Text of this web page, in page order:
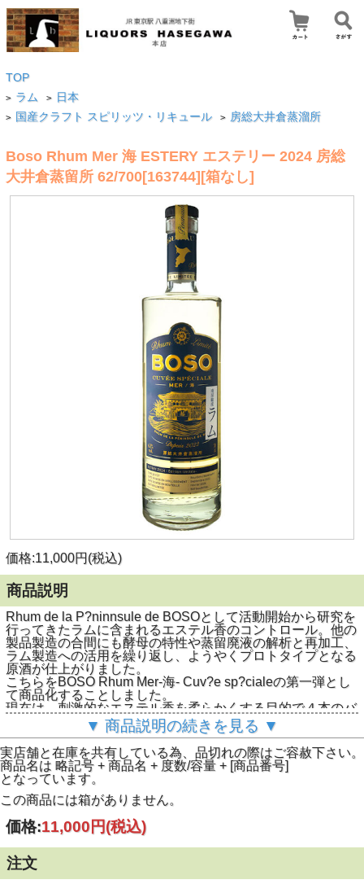
TOP
> ラム > 日本
> 国産クラフト スピリッツ・リキュール > 房総大井倉蒸溜所
Boso Rhum Mer 海 ESTERY エステリー 2024 房総
大井倉蒸留所 62/700[163744][箱なし]
価格:11,000円(税込)
商品説明
Rhum de la P?ninnsule de BOSOとして活動開始から研究を
行ってきたラムに含まれるエステル香のコントロール。他の
製品製造の合間にも酵母の特性や蒸留廃液の解析と再加工、
ラム製造への活用を繰り返し、ようやくプロトタイプとなる
原酒が仕上がりました。
こちらをBOSO Rhum Mer-海- Cuv?e sp?cialeの第一弾とし
て商品化することしました。
現在は、刺激的なエステル香を柔らかくする目的で４本のバ
ーボン樽（内２本がマテバシイで補修した樽）による短期熟
成を行っており、２０２４年１月に４樽に分られている原酒
を取り出しバッティングと加水調整（６０％程度の予定）を
行いボトリングします。
世界でも数箇所でしか製造されていないとても珍しいタイプ
のラムになり、日本国内でも例を見ないアイテムです。
プロトタイプ商品。
（メーカー案内文より）
▼ 商品説明の続きを見る ▼
実店舗と在庫を共有している為、品切れの際はご容赦下さい。
商品名は 略記号 + 商品名 + 度数/容量 + [商品番号]
となっています。
この商品には箱がありません。
価格:11,000円(税込)
注文